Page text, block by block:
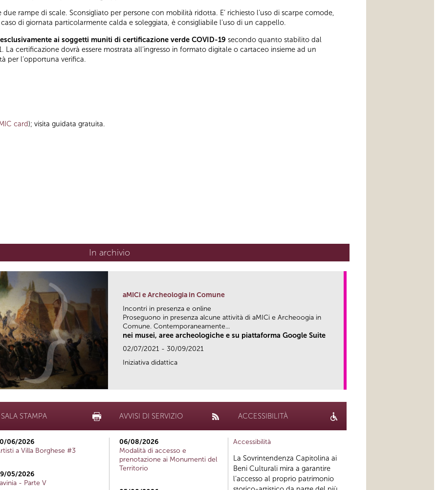
rampe di scale. Sconsigliato per persone con mobilità ridotta. E’ richiesto l’uso di scarpe comode,
di giornata particolarmente calda e soleggiata, è consigliabile l’uso di un cappello.
ai soggetti muniti di certificazione verde COVID-19 secondo quanto stabilito dal
La certificazione dovrà essere mostrata all’ingresso in formato digitale o cartaceo insieme ad un
per l’opportuna verifica.
card); visita guidata gratuita.
In archivio
aMICi e Archeologia in Comune
Incontri in presenza e online
Proseguono in presenza alcune attività di aMICi e Archeoogia in
Comune. Contemporaneamente...
nei musei, aree archeologiche e su piattaforma Google Suite
02/07/2021 - 30/09/2021
Iniziativa didattica
SALA STAMPA
06/2026
a Villa Borghese #3
05/2026
- Parte V
AVVISI DI SERVIZIO
06/08/2026
Modalità di accesso e
prenotazione ai Monumenti del
Territorio
ACCESSIBILITÀ
Accessibilità
La Sovrintendenza Capitolina ai
Beni Culturali mira a garantire
l’accesso al proprio patrimonio